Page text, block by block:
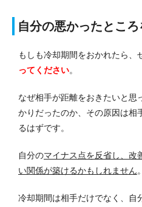
自分の悪かったとこ
もしも冷却期間をおかれたら、
ってください。
なぜ相手が距離をおきたいと思
かりだったのか、その原因は相
るはずです。
自分のマイナス点を反省し、改
い関係が築けるかもしれません。
冷却期間は相手だけでなく、自